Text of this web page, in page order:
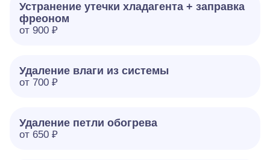
Устранение утечки хладагента + заправка
фреоном
от 900 ₽
Удаление влаги из системы
от 700 ₽
Удаление петли обогрева
от 650 ₽